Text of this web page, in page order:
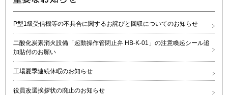
P型1級受信機等の不具合に関するお詫びと回収についてのお知らせ
二酸化炭素消火設備「起動操作管閉止弁 HB-K-01」の注意喚起シール追
加貼付のお願い
工場夏季連続休暇のお知らせ
役員改選挨拶状の廃止のお知らせ